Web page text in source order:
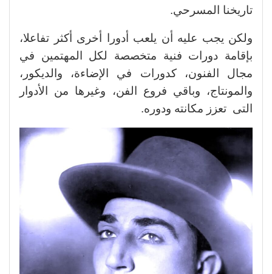
تاريخنا المسرحي.
ولكن يجب عليه أن يلعب أدورا أخرى أكثر تفاعلا،
بإقامة دورات فنية متخصصة لكل المهتمين في
مجال الفنون، كدورات في الإضاءة، والديكور،
والمونتاج، وباقي فروع الفن، وغيرها من الأدوار
التى تعزز مكانته ودوره.